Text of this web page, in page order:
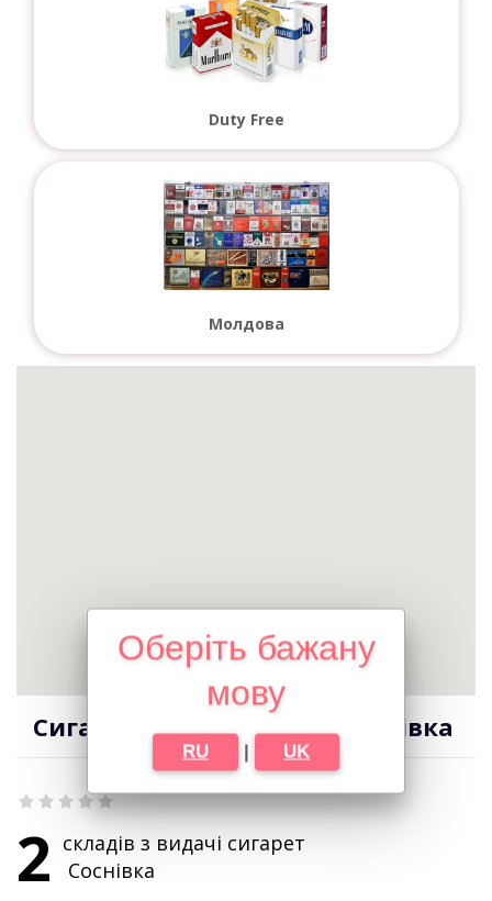
Оберіть бажану
мову
RU | UK
Duty Free
Молдова
Сигарети оптом в місті Соснівка
2 складів з видачі сигарет
Соснівка